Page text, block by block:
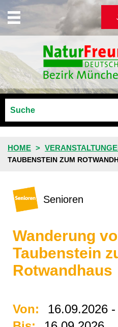
HOME
TAUBENSTEIN ZUM
Senioren
Wanderung
Taubenstein
Rotwandhaus
Von:
16.09.2026